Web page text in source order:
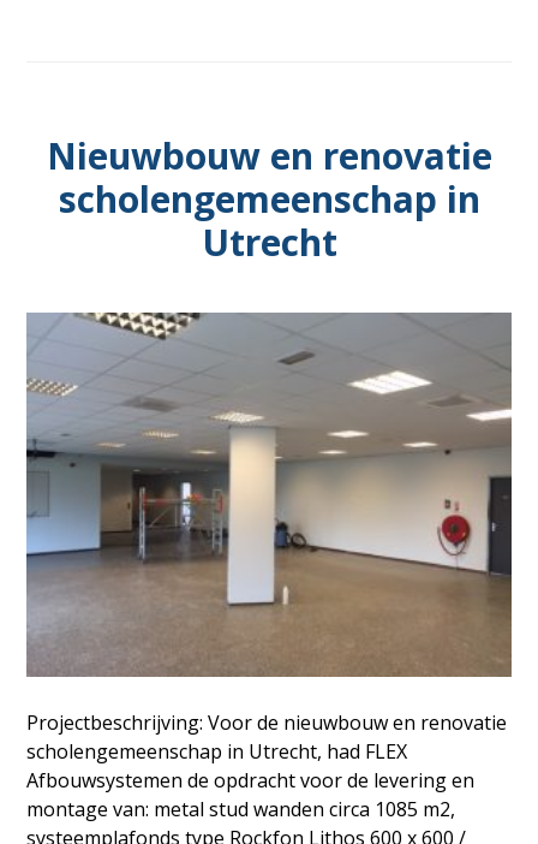
Amsterdam
Nieuwbouw en renovatie
scholengemeenschap in
Utrecht
Projectbeschrijving: Voor de nieuwbouw en renovatie
scholengemeenschap in Utrecht, had FLEX
Afbouwsystemen de opdracht voor de levering en
montage van: metal stud wanden circa 1085 m2,
systeemplafonds type Rockfon Lithos 600 x 600 /